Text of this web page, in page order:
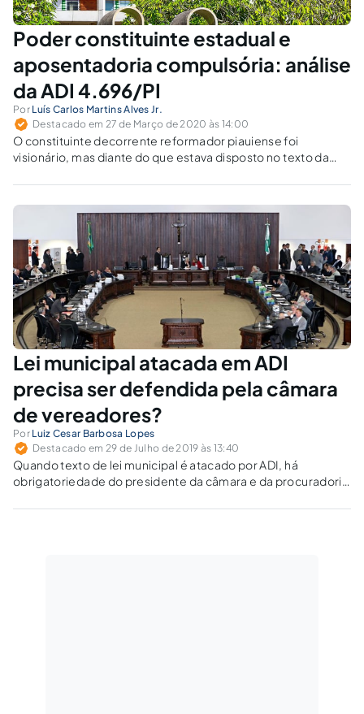
Poder constituinte estadual e
aposentadoria compulsória: análise
da ADI 4.696/PI
Por Luís Carlos Martins Alves Jr.
Destacado em 27 de Março de 2020 às 14:00
O constituinte decorrente reformador piauiense foi
visionário, mas diante do que estava disposto no texto da
compulsória dos servidores públicos, a sua decisão política
foi usurpadora de atribuição do constituinte nacional.
Lei municipal atacada em ADI
precisa ser defendida pela câmara
de vereadores?
Por Luiz Cesar Barbosa Lopes
Destacado em 29 de Julho de 2019 às 13:40
Quando texto de lei municipal é atacado por ADI, há
obrigatoriedade do presidente da câmara e da procuradoria
impugnado?